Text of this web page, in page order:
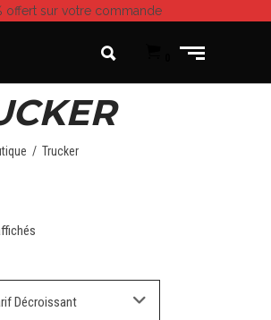
offert sur votre commande
/ Trucker
Décroissant